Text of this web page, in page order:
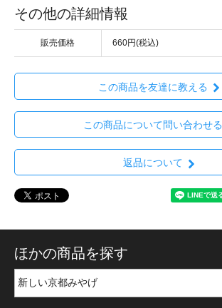
その他の詳細情報
販売価格 660円(税込)
この商品を友達に教える
この商品について問い合わせる
返品について
ほかの商品を探す